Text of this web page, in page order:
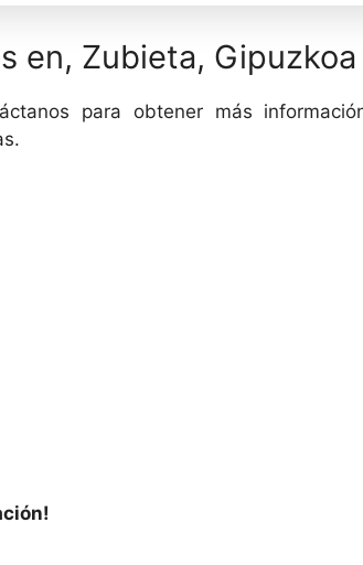
en, Zubieta, Gipuzkoa
para obtener más